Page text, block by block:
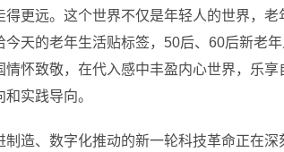
更远。这个世界不仅是年轻人的世界，
天的老年生活贴标签，50后、60后新老
怀致敬，在代入感中丰盈内心世界，乐享
实践导向。
制造、数字化推动的新一轮科技革命正在